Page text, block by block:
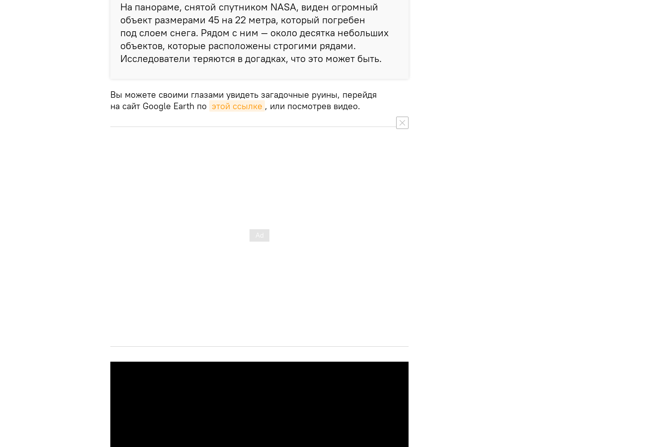
На панораме, снятой спутником NASA, виден огромный
объект размерами 45 на 22 метра, который погребен
под слоем снега. Рядом с ним — около десятка небольших
объектов, которые расположены строгими рядами.
Исследователи теряются в догадках, что это может быть.
Вы можете своими глазами увидеть загадочные руины, перейдя
на сайт Google Earth по этой ссылке , или посмотрев видео.